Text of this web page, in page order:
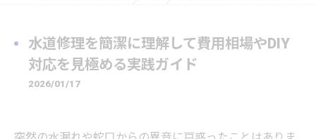
水道修理を簡潔に理解して費用相場やDIY
対応を見極める実践ガイド
2026/01/17